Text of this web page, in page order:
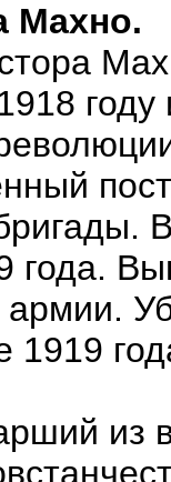
Махно.
года.
1919
из